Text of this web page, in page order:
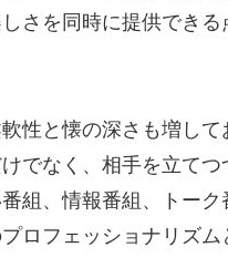
さを同時に提供でき
性と懐の深さも増し
でなく、相手を立て
組、情報番組、トー
ロフェッショナリズ